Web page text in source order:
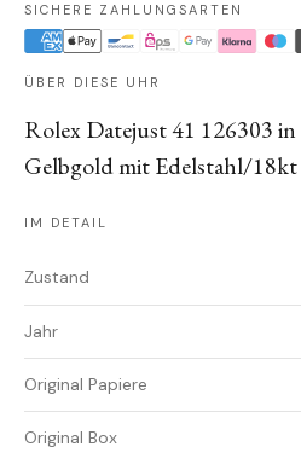
SICHERE ZAHLUNGSARTEN
ÜBER DIESE UHR
Rolex Datejust 41 126303
Gelbgold mit Edelstahl/
IM DETAIL
Zustand
Jahr
Original Papiere
Original Box